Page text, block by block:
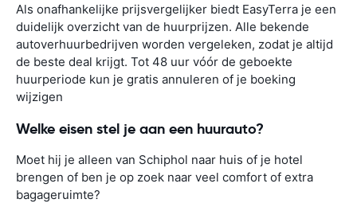
Als onafhankelijke prijsvergelijker biedt EasyTerra je een
duidelijk overzicht van de huurprijzen. Alle bekende
autoverhuurbedrijven worden vergeleken, zodat je altijd
de beste deal krijgt. Tot 48 uur vóór de geboekte
huurperiode kun je gratis annuleren of je boeking
wijzigen
Welke eisen stel je aan een huurauto?
Moet hij je alleen van Schiphol naar huis of je hotel
brengen of ben je op zoek naar veel comfort of extra
bagageruimte?